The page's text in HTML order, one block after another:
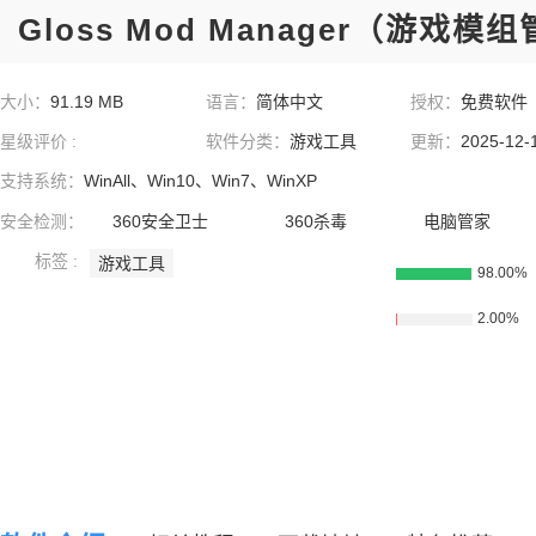
Gloss Mod Manager（游戏模组
大小： 91.19 MB 语言： 简体中文 授权：免费软件
星级评价 : 软件分类： 游戏工具 更新： 2025-12-
支持系统： WinAll、Win10、Win7、WinXP
安全检测： 360安全卫士 360杀毒 电脑管家
标签 : 游戏工具 98.00%
2.00%